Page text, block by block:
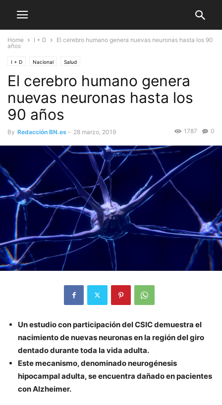
Home I + D
El cerebro humano genera nuevas neuronas hasta los 90
años
I + D Nacional Salud
El cerebro humano genera
nuevas neuronas hasta los
90 años
By Redacción BN.es - 28 marzo, 2019 0
1787
Un estudio con participación del CSIC demuestra el
nacimiento de nuevas neuronas en la región del giro
dentado durante toda la vida adulta.
Este mecanismo, denominado neurogénesis
hipocampal adulta, se encuentra dañado en pacientes
con Alzheimer.